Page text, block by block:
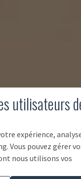
utilisateurs
expérience,
Vous pouvez gérer
nous utilisons vos